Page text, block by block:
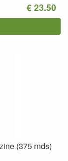
€ 23.50
(375 rnds)